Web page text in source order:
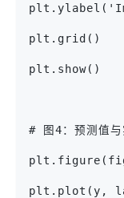
plt.grid()
plt.show()
# 图4：预测值与
plt.plot(y,